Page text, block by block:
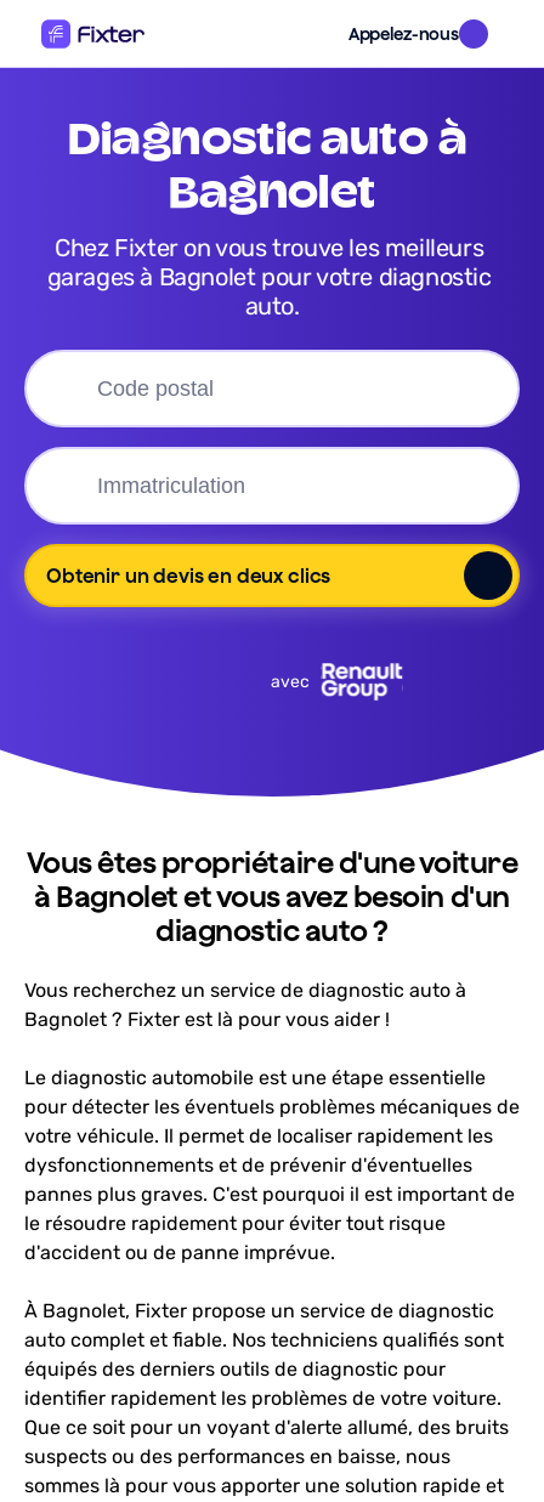
Appelez-nous
diagnostic auto
Bagnolet
Chez Fixter on vous trouve les meilleurs
garages à Bagnolet pour votre diagnostic
auto.
Obtenir un devis en deux clics
avec
Vous êtes propriétaire d'une voiture
à Bagnolet et vous avez besoin d'un
diagnostic auto ?
Vous recherchez un service de diagnostic auto à
Bagnolet ? Fixter est là pour vous aider !
Le diagnostic automobile est une étape essentielle
pour détecter les éventuels problèmes mécaniques de
votre véhicule. Il permet de localiser rapidement les
dysfonctionnements et de prévenir d'éventuelles
pannes plus graves. C'est pourquoi il est important de
le résoudre rapidement pour éviter tout risque
d'accident ou de panne imprévue.
À Bagnolet, Fixter propose un service de diagnostic
auto complet et fiable. Nos techniciens qualifiés sont
équipés des derniers outils de diagnostic pour
identifier rapidement les problèmes de votre voiture.
Que ce soit pour un voyant d'alerte allumé, des bruits
suspects ou des performances en baisse, nous
sommes là pour vous apporter une solution rapide et